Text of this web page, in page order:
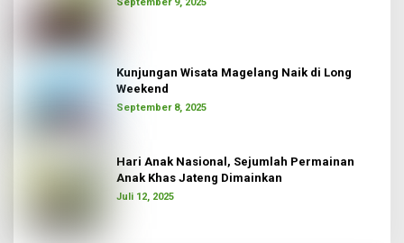
Kunjungan Wisata Magelang Naik di Long
Weekend
September 8, 2025
Hari Anak Nasional, Sejumlah Permainan
Anak Khas Jateng Dimainkan
Juli 12, 2025